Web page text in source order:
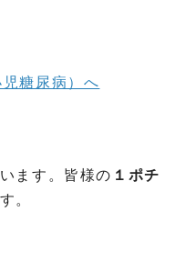
ます。皆様の １ポチ
。